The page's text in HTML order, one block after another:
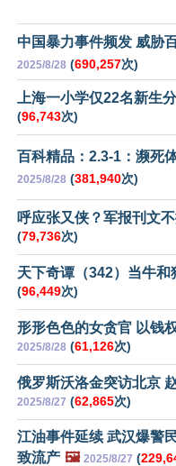
中国暴力事件频发 威胁
2025/8/28 (690,257次)
上海一小学仅22名新生
(96,743次)
百科精品：2.3-1：濒死
2025/8/28 (381,940次)
呼应张又侠？军报刊文
(79,736次)
天下奇谭（342）当牛
(96,449次)
形形色色的女贪官 以钱
2025/8/28 (61,126次)
俄罗斯沃洛金突访北京
2025/8/27 (62,865次)
江油事件延续 武汉爆警
致流产 🖼️ 2025/8/27 (